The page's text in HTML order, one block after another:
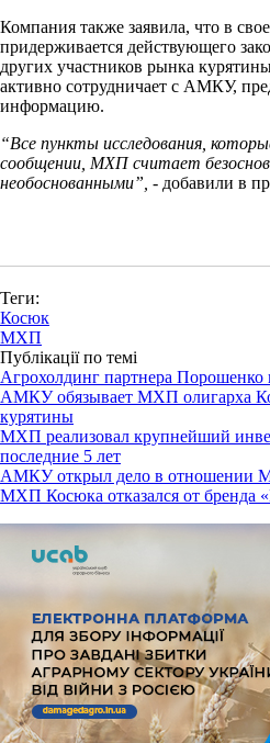
Компания также заявила, что в
придерживается действующего
других участников рынка
активно сотрудничает с АМКУ,
информацию.
“Все пункты исследования,
сообщении, МХП считает
необоснованными”, - добавили в
Теги:
Косюк
МХП
Публікації по темі
Агрохолдинг партнера
АМКУ обязывает МХП олигарха
курятины
МХП реализовал крупнейший
последние 5 лет
АМКУ открыл дело в отношении
МХП Косюка отказался от бренда